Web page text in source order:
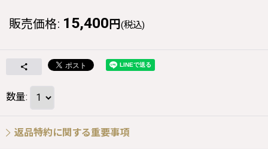
販売価格: 15,400 円 (税込)
数量:
返品特約に関する重要事項